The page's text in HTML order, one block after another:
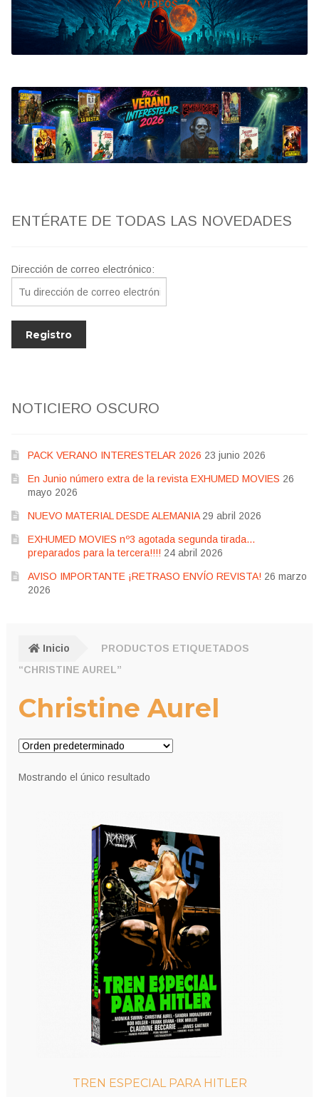
Bluray
Clasificada S
artwork
fantaterror
Jesús Franco
ENTÉRATE DE TODAS LAS NOVEDADES
Dirección de correo electrónico:
NOTICIERO OSCURO
PACK VERANO INTERESTELAR 2026 23 junio 2026
En Junio número extra de la revista EXHUMED MOVIES 26
mayo 2026
NUEVO MATERIAL DESDE ALEMANIA 29 abril 2026
EXHUMED MOVIES nº3 agotada segunda tirada…
preparados para la tercera!!!! 24 abril 2026
AVISO IMPORTANTE ¡RETRASO ENVÍO REVISTA! 26 marzo
2026
Inicio
PRODUCTOS ETIQUETADOS
“CHRISTINE AUREL”
Christine Aurel
Mostrando el único resultado
TREN ESPECIAL PARA HITLER